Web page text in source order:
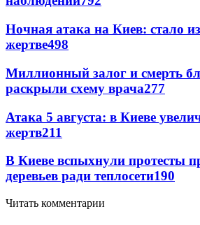
Ночная атака на Киев: стало
жертве498
Миллионный залог и смерть
раскрыли схему врача277
Атака 5 августа: в Киеве
жертв211
В Киеве вспыхнули протесты
деревьев ради теплосети190
Читать комментарии